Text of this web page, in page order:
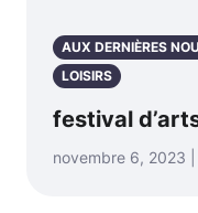
AUX DERNIÈRES
LOISIRS
festival
novembre 6, 2023